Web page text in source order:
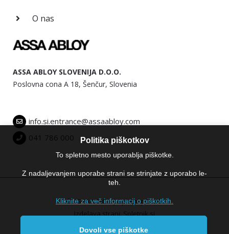
Politika piškotkov
To spletno mesto uporablja piškotke.
Z nadaljevanjem uporabe strani se strinjate z uporabo le-
teh.
Kliknite za več informacij o piškotkih.
Dovoli vse piškotke
O nas
ASSA ABLOY SLOVENIJA D.O.O.
Poslovna cona A 18, Šenčur, Slovenia
info.si.entrance@assaabloy.com
041 786 000
© ASSA ABLOY |Spletni piškotki
Izdelava strani: Spletnik.si